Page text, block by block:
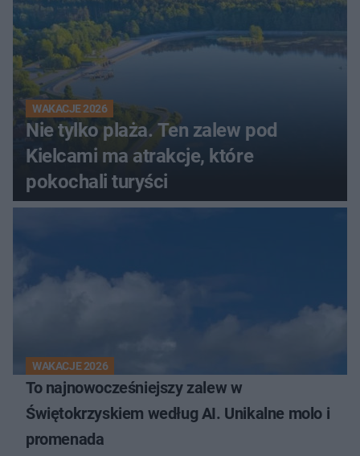
WAKACJE 2026
Nie tylko plaża. Ten zalew pod
Kielcami ma atrakcje, które
pokochali turyści
WAKACJE 2026
To najnowocześniejszy zalew w
Świętokrzyskiem według AI. Unikalne molo i
promenada